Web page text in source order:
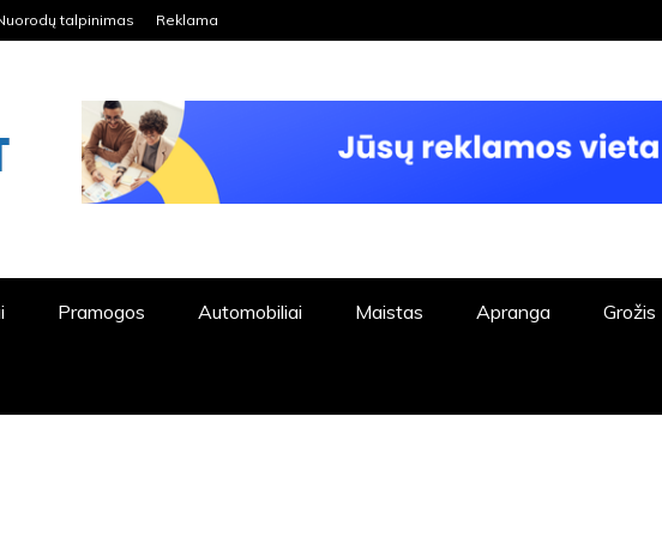
talpinimas Reklama
Pramogos Automobiliai Maistas Apranga Grožis